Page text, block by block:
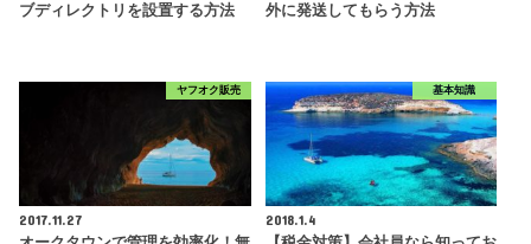
ブディレクトリを設置する方法
外に発送してもらう方法
ヤフオク販売
2017.11.27
基本知識
2018.1.4